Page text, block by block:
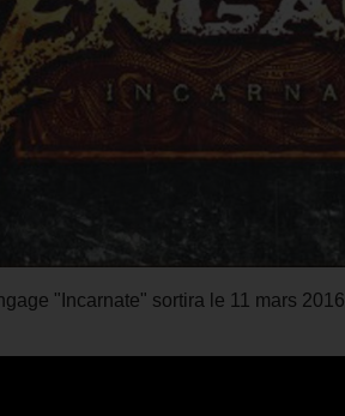
"Incarnate" sortira le 11 mars 2016